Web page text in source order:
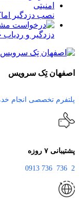
نصب دزدگیر
دزدگیر و ردیاب
اصفهان تِک سرویس
پلتفرم تخصصی انجام
پشتیبانی ۷ روزه
2 736 736 0913